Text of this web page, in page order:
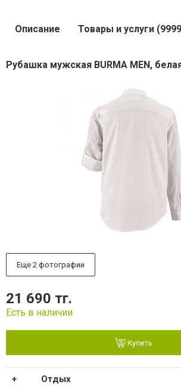
Описание Товары и услуги
Рубашка мужская BURMA MEN,
Еще 2 фотографии
21 690 тг.
Есть в наличии
Купить
Отдых